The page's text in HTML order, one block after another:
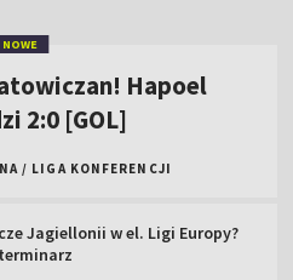
GKS! Hapoel trafia na 1:0 [GOL]
Świetny mecz
za ciosem! Szybka wygrana w